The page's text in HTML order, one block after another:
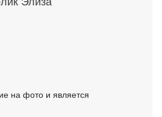
на фото и является